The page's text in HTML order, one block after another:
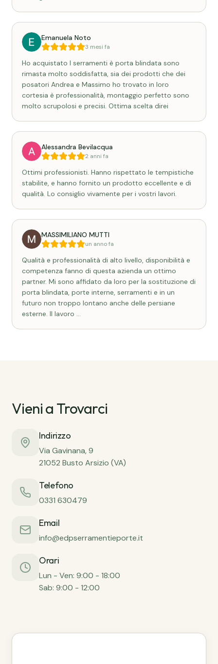
Emanuela Noto
3 mesi fa
Ho acquistato I serramenti è porta blindata sono
rimasta molto soddisfatta, sia dei prodotti che dei
posatori Andrea e Massimo ho trovato in loro
cortesia è professionalità, montaggio perfetto sono
molto scrupolosi e precisi. Ottima scelta direi
Alessandra Bevilacqua
2 anni fa
Ottimi professionisti. Hanno rispettato le tempistiche
stabilite, e hanno fornito un prodotto eccellente e di
qualità. Lo consiglio vivamente per i vostri lavori.
MASSIMILIANO MUTTI
un anno fa
Qualità e professionalità di alto livello, disponibilità e
competenza fanno di questa azienda un ottimo
partner. Mi sono affidato da loro per la sostituzione di
porta blindata, porte interne, serramenti e in un
futuro non troppo lontano anche delle persiane
esterne. Il lavoro …
Vieni a Trovarci
Indirizzo
Via Gavinana, 9
21052 Busto Arsizio (VA)
Telefono
0331 630479
Email
info@edpserramentieporte.it
Orari
Lun - Ven: 9:00 - 18:00
Sab: 9:00 - 12:00